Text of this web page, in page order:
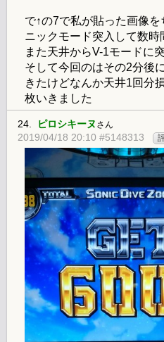
で↑の7で私が貼った画像
ニックモード突入して数時
また天井からV-1モードに
そして今回のはその2分
きたけどなんか天井1回
枚いきました
24. ピロシキーヌ さん
2019/04/18 20:10 #5148313